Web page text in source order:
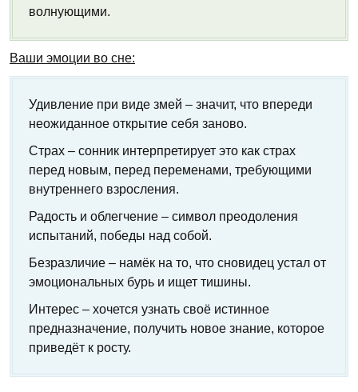
волнующими.
Ваши эмоции во сне:
Удивление при виде змей – значит, что впереди
неожиданное открытие себя заново.
Страх – сонник интерпретирует это как страх
перед новым, перед переменами, требующими
внутреннего взросления.
Радость и облегчение – символ преодоления
испытаний, победы над собой.
Безразличие – намёк на то, что сновидец устал от
эмоциональных бурь и ищет тишины.
Интерес – хочется узнать своё истинное
предназначение, получить новое знание, которое
приведёт к росту.